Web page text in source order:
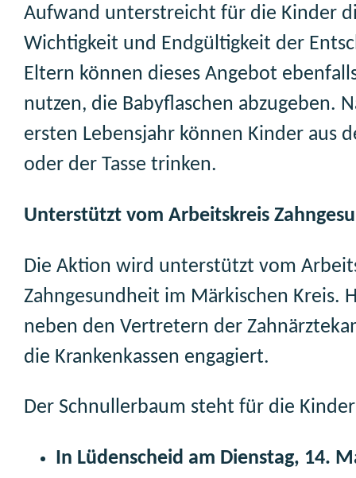
Aufwand unterstreicht für die Kinder
Wichtigkeit und Endgültigkeit der
Eltern können dieses Angebot
nutzen, die Babyflaschen abzugeben.
ersten Lebensjahr können Kinder aus
oder der Tasse trinken.
Unterstützt vom Arbeitskreis
Die Aktion wird unterstützt vom
Zahngesundheit im Märkischen Kreis.
neben den Vertretern der
die Krankenkassen engagiert.
Der Schnullerbaum steht für die
In Lüdenscheid am Dienstag, 14.